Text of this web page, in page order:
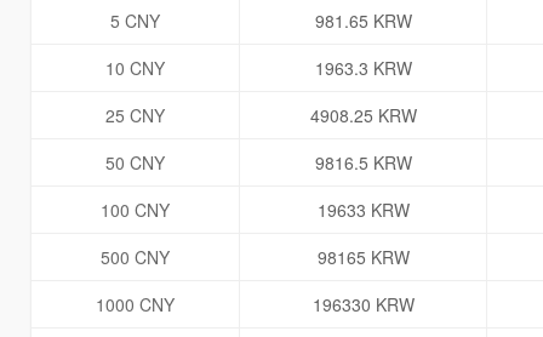
5 CNY
981.65 KRW
10 CNY
1963.3 KRW
25 CNY
4908.25 KRW
50 CNY
9816.5 KRW
100 CNY
19633 KRW
500 CNY
98165 KRW
1000 CNY
196330 KRW